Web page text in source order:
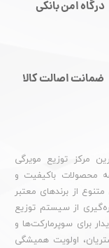
مرکز توزیع مویرگی
محصولات باکیفیت و
از برندهای معتبر
از سیستم توزیع
برای سوپرمارکت‌ها و
اولویت همیشگی
درگاه امن بانکی
ضمانت اصالت کالا